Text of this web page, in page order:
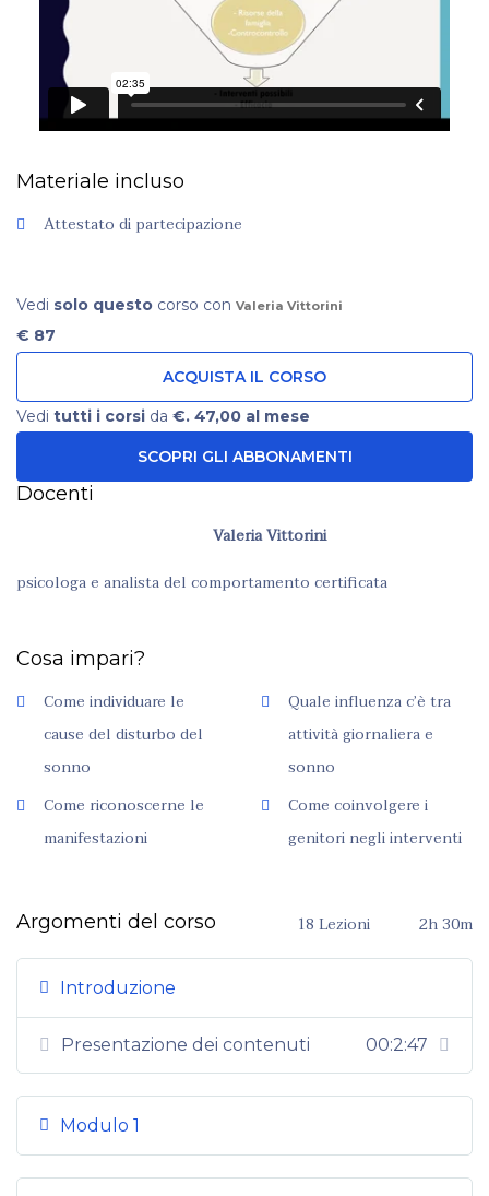
Materiale incluso
Attestato di partecipazione
Vedi solo questo corso con Valeria Vittorini
€ 87
ACQUISTA IL CORSO
Vedi tutti i corsi da €. 47,00 al mese
SCOPRI GLI ABBONAMENTI
Docenti
Valeria Vittorini
psicologa e analista del comportamento certificata
Cosa impari?
Come individuare le
cause del disturbo del
sonno
Come riconoscerne le
manifestazioni
Quale influenza c’è tra
attività giornaliera e
sonno
Come coinvolgere i
genitori negli interventi
Argomenti del corso 18 Lezioni 2h 30m
Introduzione
Presentazione dei contenuti 00:2:47
Modulo 1